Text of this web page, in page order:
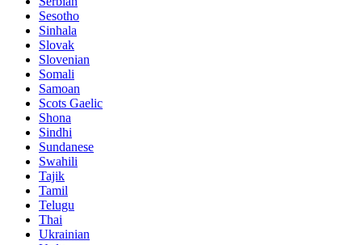
Sesotho
Sinhala
Slovak
Slovenian
Somali
Samoan
Scots Gaelic
Shona
Sindhi
Sundanese
Swahili
Tajik
Tamil
Telugu
Thai
Ukrainian